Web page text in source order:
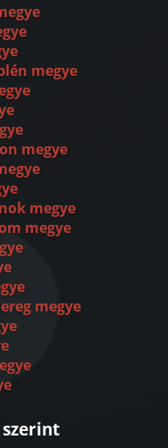
megye
megye
megye
megye
megye